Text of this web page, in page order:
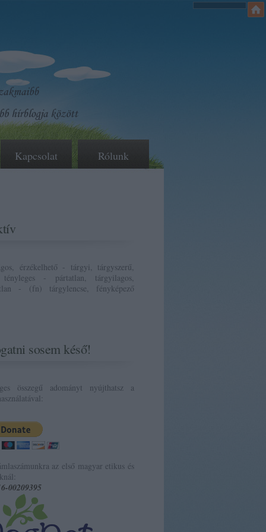
Kapcsolat Rólunk
érzékelhető - tárgyi, tárgyszerű,
tényleges - pártatlan, tárgyilagos,
- (fn) tárgylencse, fényképező
sosem késő!
összegű adományt nyújthatsz a
az első magyar etikus és
00209395